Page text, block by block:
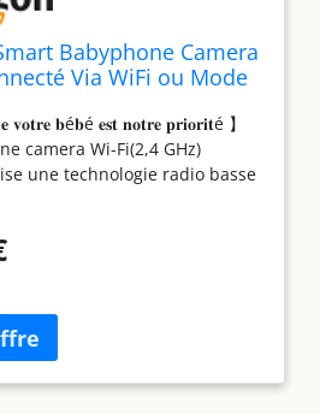
Babyphone Camera
Via WiFi ou Mode
Détection & Alerte
Température/
Suivi Auto 360°,
17h
𝐯𝐨𝐭𝐫𝐞 𝐛é𝐛é 𝐞𝐬𝐭 𝐧𝐨𝐭𝐫𝐞 𝐩𝐫𝐢𝐨𝐫𝐢𝐭é 】
camera Wi-Fi(2,4 GHz)
une technologie radio basse
intelligente) sans émission
ainsi l’exposition aux
d’émissions, plus de sérénité
【𝐃é𝐭𝐞𝐜𝐭𝐢𝐨𝐧 𝐢𝐧𝐭𝐞𝐥𝐥𝐢𝐠𝐞𝐧𝐭𝐞
】Notre babyphone
application garantit une